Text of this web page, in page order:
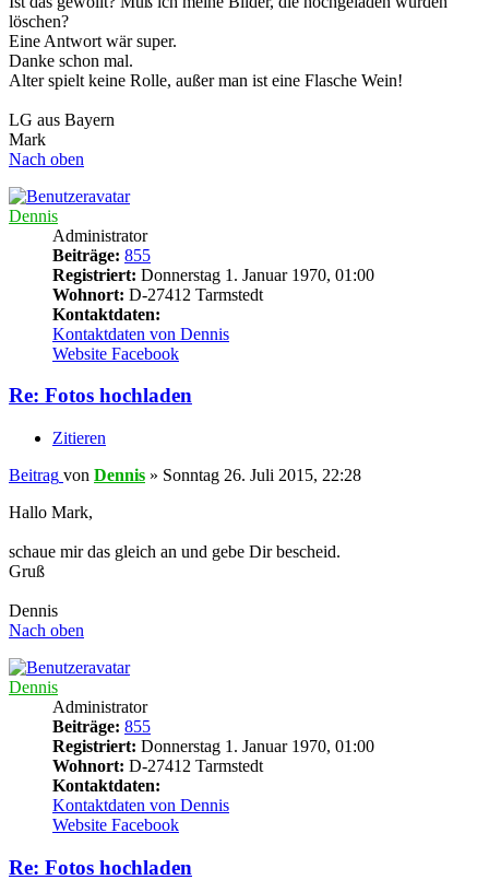
löschen?
Eine Antwort wär super.
Danke schon mal.
Alter spielt keine Rolle, außer man ist eine Flasche Wein!
LG aus Bayern
Mark
Nach oben
Dennis
Administrator
Beiträge: 855
Registriert: Donnerstag 1. Januar 1970, 01:00
Wohnort: D-27412 Tarmstedt
Kontaktdaten:
Kontaktdaten von Dennis
Website Facebook
Re: Fotos hochladen
Zitieren
Beitrag von Dennis » Sonntag 26. Juli 2015, 22:28
Hallo Mark,
schaue mir das gleich an und gebe Dir bescheid.
Gruß
Dennis
Nach oben
Dennis
Administrator
Beiträge: 855
Registriert: Donnerstag 1. Januar 1970, 01:00
Wohnort: D-27412 Tarmstedt
Kontaktdaten:
Kontaktdaten von Dennis
Website Facebook
Re: Fotos hochladen